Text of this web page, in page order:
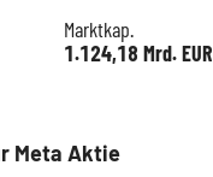
Marktkap.
1.124,18 Mrd. EUR
Meta Aktie